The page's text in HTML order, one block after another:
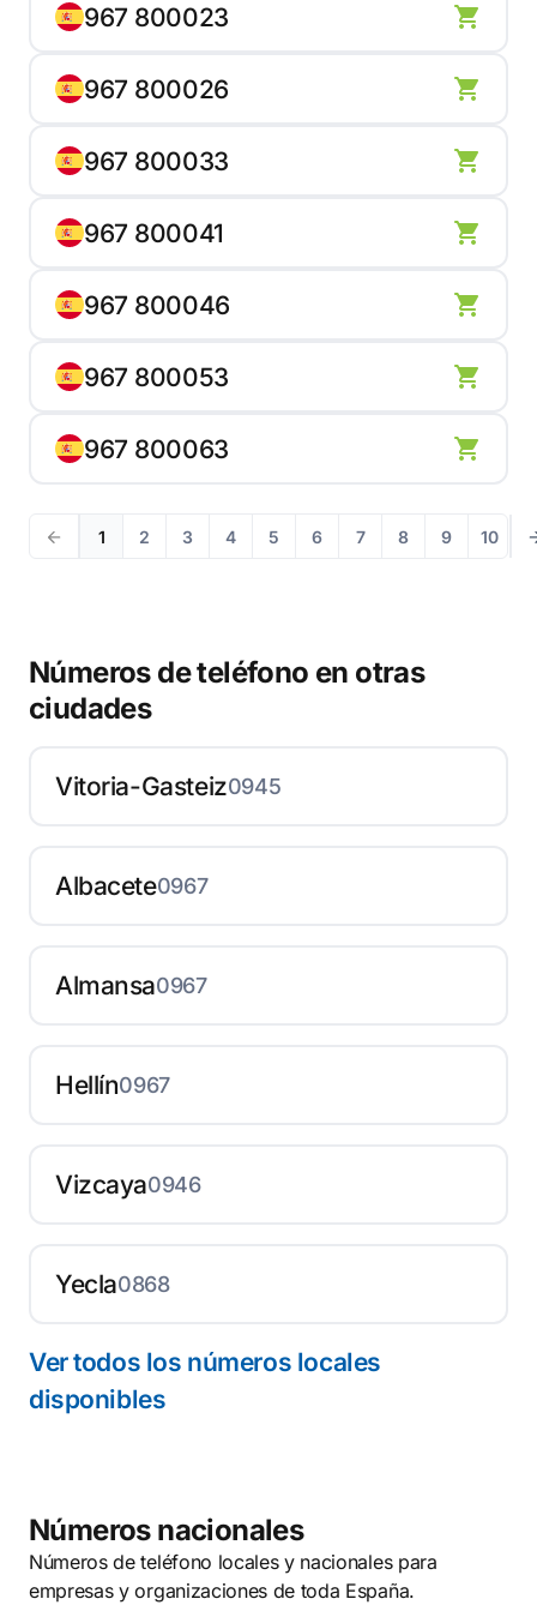
967 800023
967 800026
967 800033
967 800041
967 800046
967 800053
967 800063
1 2 3 4 5 6 7 8 9 10
Números de teléfono en otras
ciudades
Vitoria-Gasteiz0945
Albacete0967
Almansa0967
Hellín0967
Vizcaya0946
Yecla0868
Ver todos los números locales
disponibles
Números nacionales
Números de teléfono locales y nacionales para
empresas y organizaciones de toda España.